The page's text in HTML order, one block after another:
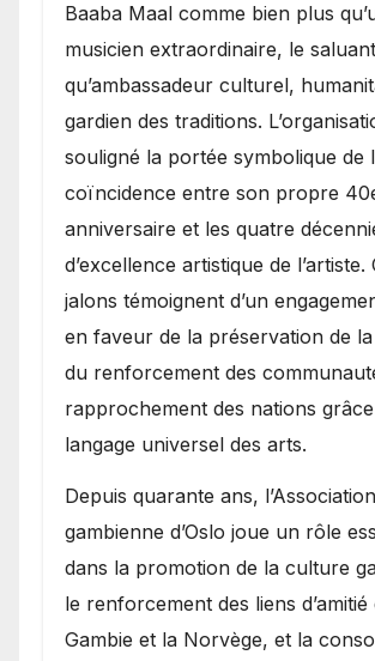
Baaba Maal comme bien plus
musicien extraordinaire, le
qu’ambassadeur culturel,
gardien des traditions.
souligné la portée symbolique de
coïncidence entre son propre
anniversaire et les quatre
d’excellence artistique de l’artiste.
jalons témoignent d’un
en faveur de la préservation de
du renforcement des
rapprochement des nations
langage universel des arts.
​Depuis quarante ans, l’Association
gambienne d’Oslo joue un rôle
dans la promotion de la culture
le renforcement des liens
Gambie et la Norvège, et la